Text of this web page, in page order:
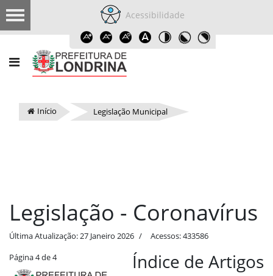
Acessibilidade
Início Legislação Municipal
Legislação - Coronavírus
Última Atualização: 27 Janeiro 2026 Acessos: 433586
Índice de Artigos
Página 4 de 4